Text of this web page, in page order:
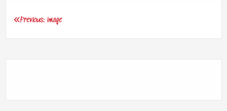
Beitragsnavigation
Previous: image